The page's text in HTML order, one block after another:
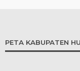
PETA KABUPATEN